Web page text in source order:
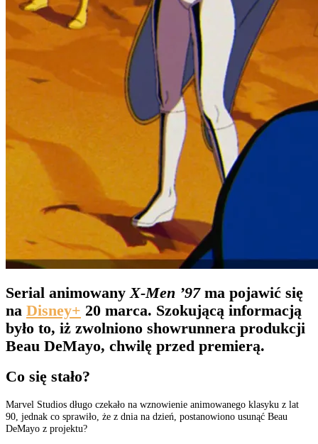
Serial animowany X-Men ’97ma pojawić się
na Disney+ 20 marca. Szokującą informacją
było to, iż zwolniono showrunnera produkcji
Beau DeMayo, chwilę przed premierą.
Co się stało?
Marvel Studios długo czekało na wznowienie animowanego klasyku z lat
90, jednak co sprawiło, że z dnia na dzień, postanowiono usunąć Beau
DeMayo z projektu?